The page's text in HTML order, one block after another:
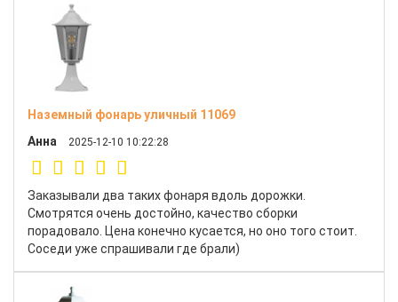
Наземный фонарь уличный 11069
Анна
2025-12-10 10:22:28
Заказывали два таких фонаря вдоль дорожки.
Смотрятся очень достойно, качество сборки
порадовало. Цена конечно кусается, но оно того стоит.
Соседи уже спрашивали где брали)